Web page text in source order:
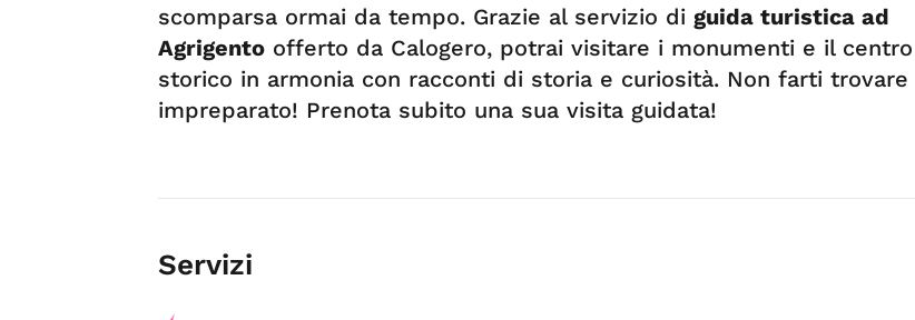
scomparsa ormai da tempo. Grazie al servizio di guida turistica ad
Agrigento offerto da Calogero, potrai visitare i monumenti e il centro
storico in armonia con racconti di storia e curiosità. Non farti trovare
impreparato! Prenota subito una sua visita guidata!
Servizi